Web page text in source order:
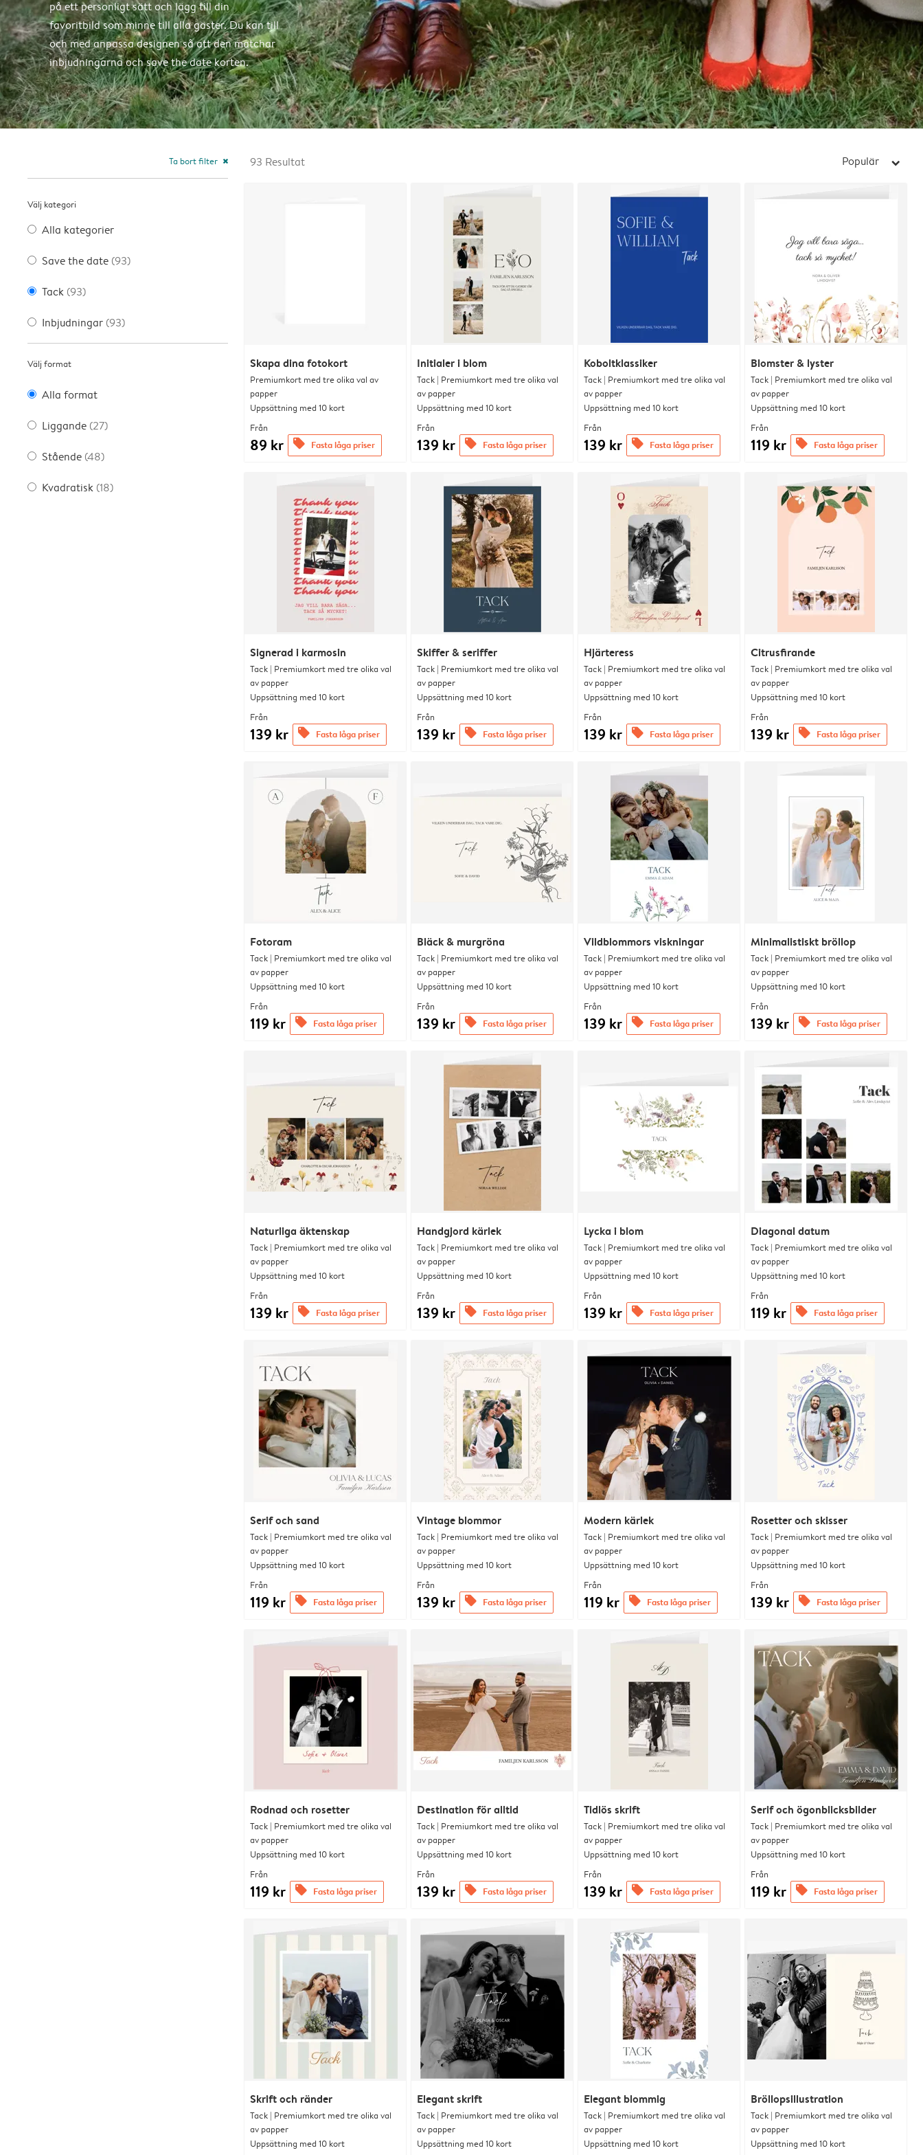
på ett personligt sätt och lägg till din
favoritbild som minne till alla gäster. Du kan till
och med anpassa designen så att den matchar
inbjudningarna och save the date korten.
Ta bort filter close
Välj kategori
Alla kategorier
Save the date (93)
Tack (93)
Inbjudningar (93)
Välj format
Alla format
Liggande (27)
Stående (48)
Kvadratisk (18)
93 Resultat Populär arrow_right
Skapa dina fotokort
Premiumkort med tre olika val av
papper
Uppsättning med 10 kort
Från
89 kr offers Fasta låga priser
Initialer i blom
Tack | Premiumkort med tre olika val
av papper
Uppsättning med 10 kort
Från
139 kr offers Fasta låga priser
Koboltklassiker
Tack | Premiumkort med tre olika val
av papper
Uppsättning med 10 kort
Från
139 kr offers Fasta låga priser
Blomster & lyster
Tack | Premiumkort med tre olika val
av papper
Uppsättning med 10 kort
Från
119 kr offers Fasta låga priser
Signerad i karmosin
Tack | Premiumkort med tre olika val
av papper
Uppsättning med 10 kort
Från
139 kr offers Fasta låga priser
Skiffer & seriffer
Tack | Premiumkort med tre olika val
av papper
Uppsättning med 10 kort
Från
139 kr offers Fasta låga priser
Hjärteress
Tack | Premiumkort med tre olika val
av papper
Uppsättning med 10 kort
Från
139 kr offers Fasta låga priser
Citrusfirande
Tack | Premiumkort med tre olika val
av papper
Uppsättning med 10 kort
Från
139 kr offers Fasta låga priser
Fotoram
Tack | Premiumkort med tre olika val
av papper
Uppsättning med 10 kort
Från
119 kr offers Fasta låga priser
Bläck & murgröna
Tack | Premiumkort med tre olika val
av papper
Uppsättning med 10 kort
Från
139 kr offers Fasta låga priser
Vildblommors viskningar
Tack | Premiumkort med tre olika val
av papper
Uppsättning med 10 kort
Från
139 kr offers Fasta låga priser
Minimalistiskt bröllop
Tack | Premiumkort med tre olika val
av papper
Uppsättning med 10 kort
Från
139 kr offers Fasta låga priser
Naturliga äktenskap
Tack | Premiumkort med tre olika val
av papper
Uppsättning med 10 kort
Från
139 kr offers Fasta låga priser
Handgjord kärlek
Tack | Premiumkort med tre olika val
av papper
Uppsättning med 10 kort
Från
139 kr offers Fasta låga priser
Lycka i blom
Tack | Premiumkort med tre olika val
av papper
Uppsättning med 10 kort
Från
139 kr offers Fasta låga priser
Diagonal datum
Tack | Premiumkort med tre olika val
av papper
Uppsättning med 10 kort
Från
119 kr offers Fasta låga priser
Serif och sand
Tack | Premiumkort med tre olika val
av papper
Uppsättning med 10 kort
Från
119 kr offers Fasta låga priser
Vintage blommor
Tack | Premiumkort med tre olika val
av papper
Uppsättning med 10 kort
Från
139 kr offers Fasta låga priser
Modern kärlek
Tack | Premiumkort med tre olika val
av papper
Uppsättning med 10 kort
Från
119 kr offers Fasta låga priser
Rosetter och skisser
Tack | Premiumkort med tre olika val
av papper
Uppsättning med 10 kort
Från
139 kr offers Fasta låga priser
Rodnad och rosetter
Tack | Premiumkort med tre olika val
av papper
Uppsättning med 10 kort
Från
119 kr offers Fasta låga priser
Destination för alltid
Tack | Premiumkort med tre olika val
av papper
Uppsättning med 10 kort
Från
139 kr offers Fasta låga priser
Tidlös skrift
Tack | Premiumkort med tre olika val
av papper
Uppsättning med 10 kort
Från
139 kr offers Fasta låga priser
Serif och ögonblicksbilder
Tack | Premiumkort med tre olika val
av papper
Uppsättning med 10 kort
Från
119 kr offers Fasta låga priser
Skrift och ränder
Tack | Premiumkort med tre olika val
av papper
Uppsättning med 10 kort
Elegant skrift
Tack | Premiumkort med tre olika val
av papper
Uppsättning med 10 kort
Elegant blommig
Tack | Premiumkort med tre olika val
av papper
Uppsättning med 10 kort
Bröllopsillustration
Tack | Premiumkort med tre olika val
av papper
Uppsättning med 10 kort